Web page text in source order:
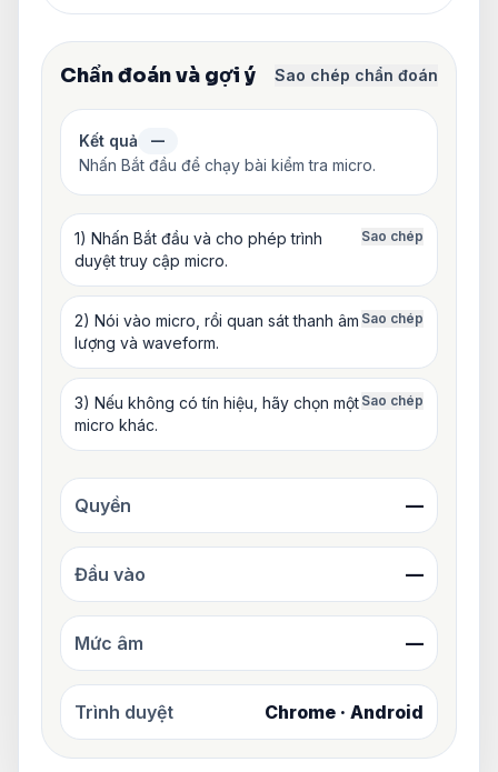
Chẩn đoán và gợi ý Sao chép chẩn đoán
Kết quả —
Nhấn Bắt đầu để chạy bài kiểm tra micro.
1) Nhấn Bắt đầu và cho phép trình
duyệt truy cập micro.
Sao chép
2) Nói vào micro, rồi quan sát thanh âm
lượng và waveform.
Sao chép
3) Nếu không có tín hiệu, hãy chọn một
micro khác.
Sao chép
Quyền —
Đầu vào —
Mức âm —
Trình duyệt Chrome · Android